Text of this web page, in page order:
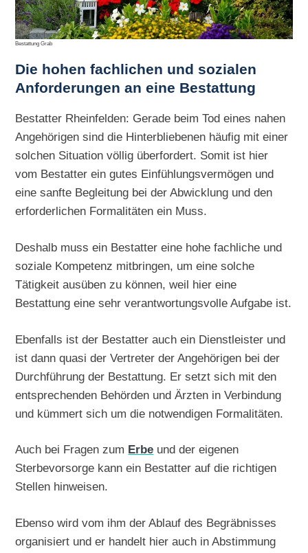
Bestattung Grab
Die hohenfachlichen und sozialen
Anforderungen an eine Bestattung
Bestatter Rheinfelden: Gerade beim Tod eines nahen
Angehörigen sind die Hinterbliebenen häufig mit einer
solchen Situation völlig überfordert. Somit ist hier
vom Bestatter ein gutes Einfühlungsvermögen und
eine sanfte Begleitung bei der Abwicklung und den
erforderlichen Formalitäten ein Muss.
Deshalb muss ein Bestatter eine hohe fachliche und
soziale Kompetenz mitbringen, um eine solche
Tätigkeit ausüben zu können, weil hier eine
Bestattung eine sehr verantwortungsvolle Aufgabe ist.
Ebenfalls ist der Bestatter auch ein Dienstleister und
ist dann quasi der Vertreter der Angehörigen bei der
Durchführung der Bestattung. Er setzt sich mit den
entsprechenden Behörden und Ärzten in Verbindung
und kümmert sich um die notwendigen Formalitäten.
Auch bei Fragen zum Erbe und der eigenen
Sterbevorsorge kann ein Bestatter auf die richtigen
Stellen hinweisen.
Ebenso wird vom ihm der Ablauf des Begräbnisses
organisiert und er handelt hier auch in Abstimmung